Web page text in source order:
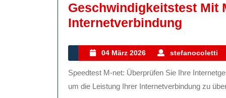
Geschwindigkeitstest Mit
Internetverbindung
M-
Net:
04 März 2026
04
März
2026
stefanocoletti
Speedtest M-net: Überprüfen Sie Ihre Internetgeschwindigkeit Ein Speedtest ist ein nützliches Werkzeug,
um die Leistung Ihrer Internetverbindung zu